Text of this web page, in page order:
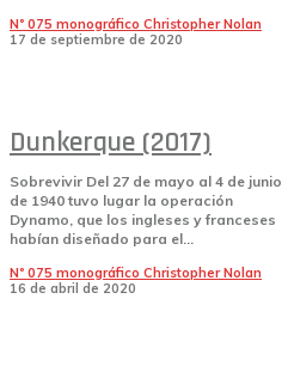
Nº 075 monográfico Christopher Nolan
17 de septiembre de 2020
Dunkerque (2017)
Sobrevivir Del 27 de mayo al 4 de junio
de 1940 tuvo lugar la operación
Dynamo, que los ingleses y franceses
habían diseñado para el...
Nº 075 monográfico Christopher Nolan
16 de abril de 2020